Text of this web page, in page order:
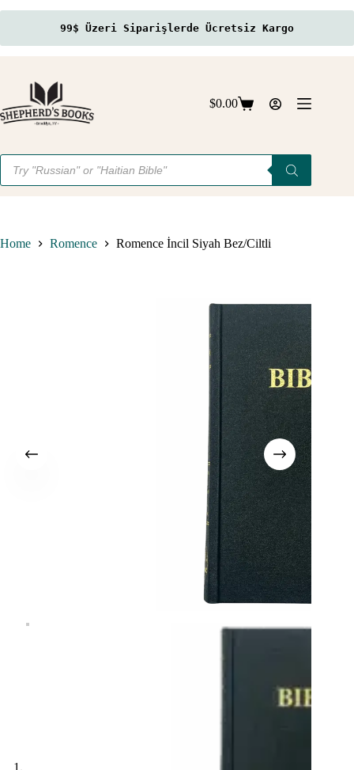
99$ Üzeri Siparişlerde Ücretsiz Kargo
Shopping
$0.00
Products
search
Home Romence Romence İncil Siyah Bez/Ciltli